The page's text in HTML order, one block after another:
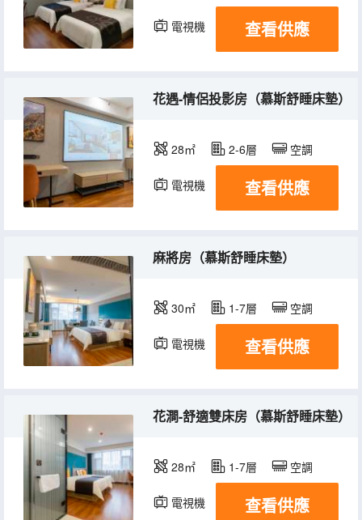
電視機 查看供應
花遇-情侶投影房（慕斯舒睡床墊）
28㎡ 2-6層 空調
電視機 查看供應
麻將房（慕斯舒睡床墊）
30㎡ 1-7層 空調
電視機 查看供應
花澗-舒適雙床房（慕斯舒睡床墊）
28㎡ 1-7層 空調
電視機 查看供應